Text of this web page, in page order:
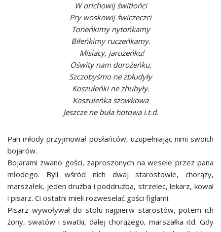
W orichowij świtłońci
Pry woskowij świczeczci
Toneńkimy nytońkamy
Biłeńkimy ruczeńkamy.
Misiacy, jarużeńku!
Oświty nam dorożeńku,
Szczobyśmo ne zbłudyły
Koszułeńki ne zhubyły.
Koszułeńka szowkowa
Jeszcze ne buła hotowa i.t.d.
Pan młody przyjmował posłańców, uzupełniając nimi swoich
bojarów.
Bojarami zwano gości, zaproszonych na wesele przez pana
młodego. Byli wśród nich dwaj starostowie, chorąży,
marszałek, jeden drużba i poddrużba, strzelec, lekarz, kowal
i pisarz. Ci ostatni mieli rozweselać gości figlami.
Pisarz wywoływał do stołu najpierw starostów, potem ich
żony, swatów i swatki, dalej chorążego, marszałka itd. Gdy